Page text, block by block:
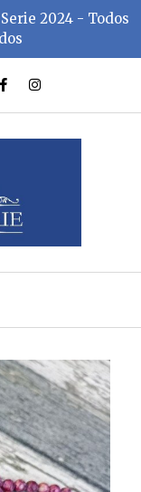
2024 - Todos